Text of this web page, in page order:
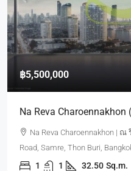
฿5,500,000
Na Reva
Na Reva Charoennakhon |
Road, Samre, Thon Buri,
1 1 32.50 Sq.m.